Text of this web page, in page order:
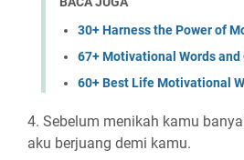
30+ Harness the Power of
67+ Motivational Words
60+ Best Life Motivational
4. Sebelum menikah kamu
aku berjuang demi kamu.